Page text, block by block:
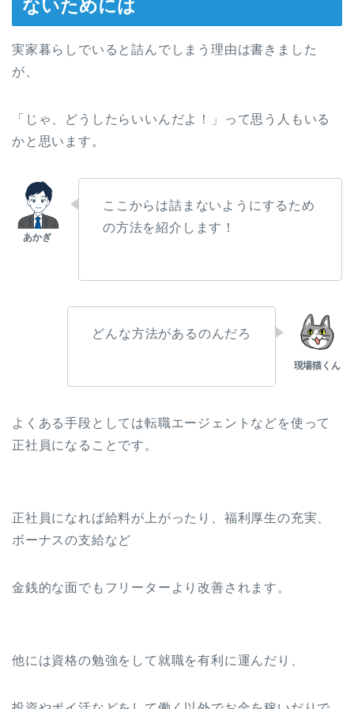
ないためには
実家暮らしでいると詰んでしまう理由は書きました
が、
「じゃ、どうしたらいいんだよ！」って思う人もいる
かと思います。
ここからは詰まないようにするため
の方法を紹介します！
どんな方法があるのんだろ
よくある手段としては転職エージェントなどを使って
正社員になることです。
正社員になれば給料が上がったり、福利厚生の充実、
ボーナスの支給など
金銭的な面でもフリーターより改善されます。
他には資格の勉強をして就職を有利に運んだり、